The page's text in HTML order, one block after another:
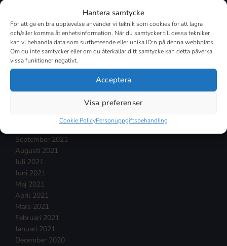
Hantera samtycke
För att ge en bra upplevelse använder vi teknik som cookies för att lagra
och/eller komma åt enhetsinformation. När du samtycker till dessa tekniker
kan vi behandla data som surfbeteende eller unika ID:n på denna webbplats.
Om du inte samtycker eller om du återkallar ditt samtycke kan detta påverka
vissa funktioner negativt.
Acceptera
Visa preferenser
Cookie PolicyPersonuppgiftsbehandling
Juli 2022
Juni 2022
Maj 2022
April 2022
November 2021
September 2021
Augusti 2021
Juli 2021
Juni 2021
Maj 2021
April 2021
Mars 2021
Februari 2021
Januari 2021
December 2020